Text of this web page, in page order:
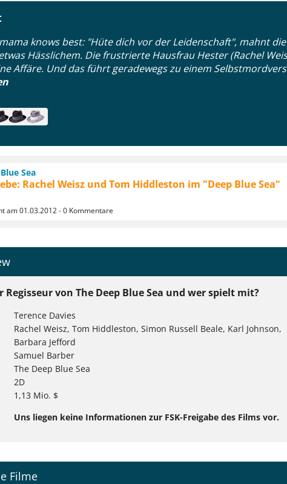
knows best: "Hüte dich vor der Leidenschaft", mahnt
Hässlichem. Die frustrierte Hausfrau Hester (Rachel
Affäre. Und das führt geradewegs zu einem
Sea
Rachel Weisz und Tom Hiddleston im "Deep Blue Sea"
am 01.03.2012 - 0 Kommentare
Regisseur von The Deep Blue Sea und wer spielt mit?
Terence Davies
Rachel Weisz, Tom Hiddleston, Simon Russell Beale, Karl Johnson,
Barbara Jefford
Samuel Barber
The Deep Blue Sea
2D
1,13 Mio. $
Uns liegen keine Informationen zur FSK-Freigabe des Films vor.
Filme